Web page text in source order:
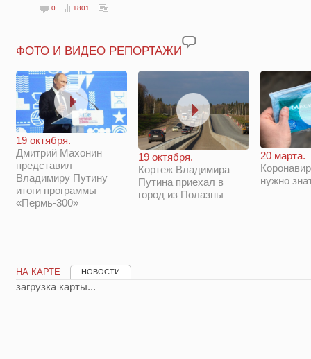
0 1801
ФОТО И ВИДЕО РЕПОРТАЖИ
19 октября.
Дмитрий Махонин
представил
Владимиру Путину
итоги программы
«Пермь-300»
19 октября.
Кортеж Владимира
Путина приехал в
город из Полазны
20 марта.
нужно
НА КАРТЕ НОВОСТИ
загрузка карты...